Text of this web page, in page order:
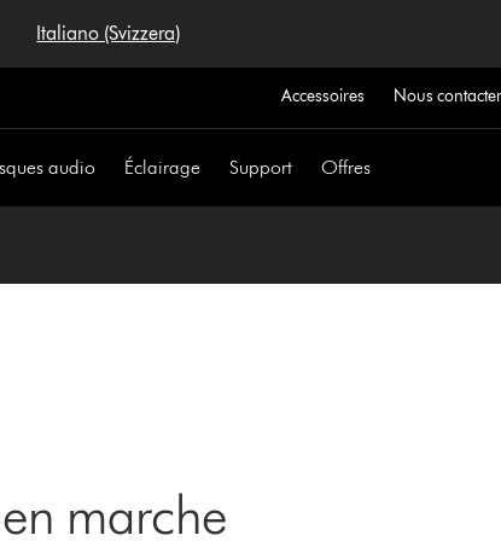
Italiano (Svizzera)
Accessoires Nous contacter
audio Éclairage Support Offres
marche